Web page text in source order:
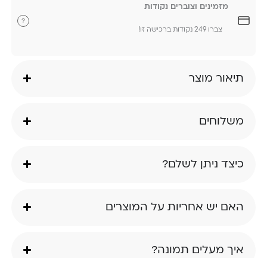
מזמינים וצוברים נקודות
צברו 249 נקודות ברכישה זו!
?
תיאור מוצר
משלוחים
כיצד ניתן לשלם?
האם יש אחריות על המוצרים
איך מעלים תמונה?